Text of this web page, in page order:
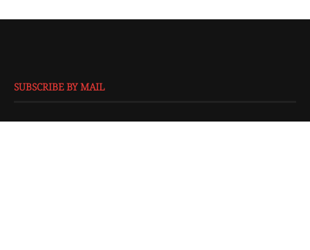
SUBSCRIBE BY MAIL